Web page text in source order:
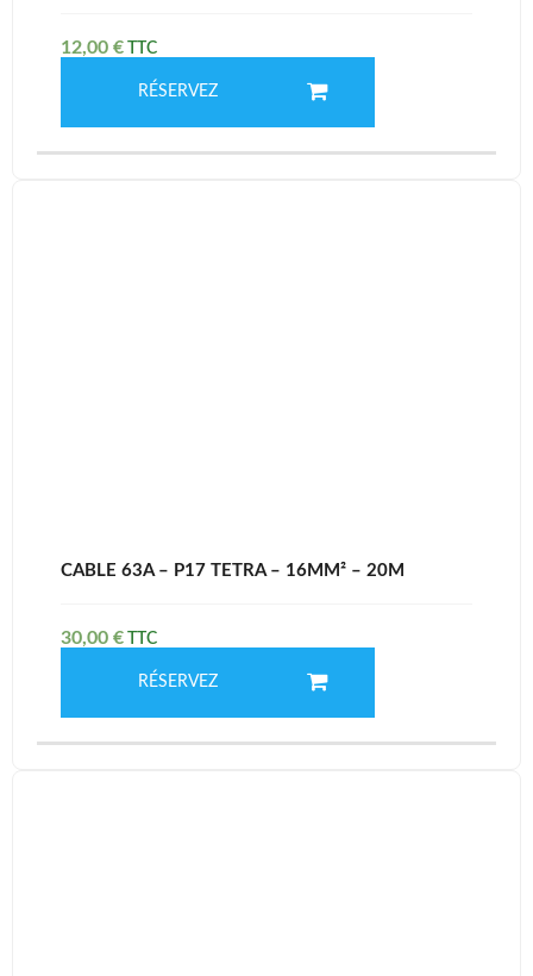
12,00 €
RÉSERVEZ
CABLE 63A – P17 TETRA – 16MM² – 20M
30,00 €
RÉSERVEZ